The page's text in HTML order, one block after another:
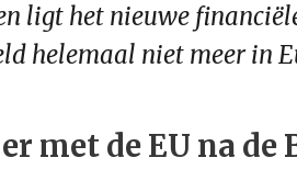
ligt het nieuwe
helemaal niet meer in
met de EU na de